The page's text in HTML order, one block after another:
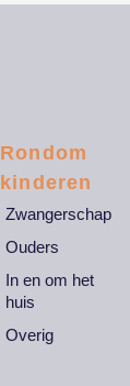
Rondom
kinderen
Zwangerschap
Ouders
In en om het
huis
Overig